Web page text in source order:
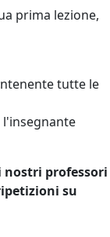
prima lezione,
tutte le
l'insegnante
nostri professori
su